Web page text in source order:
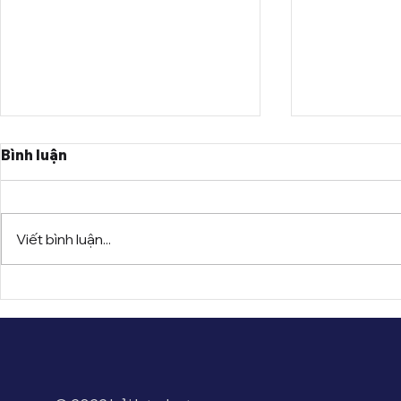
TIẾT KIỆM CHI PHÍ DU
ĐẠI HỌC
Bình luận
Viết bình luận...